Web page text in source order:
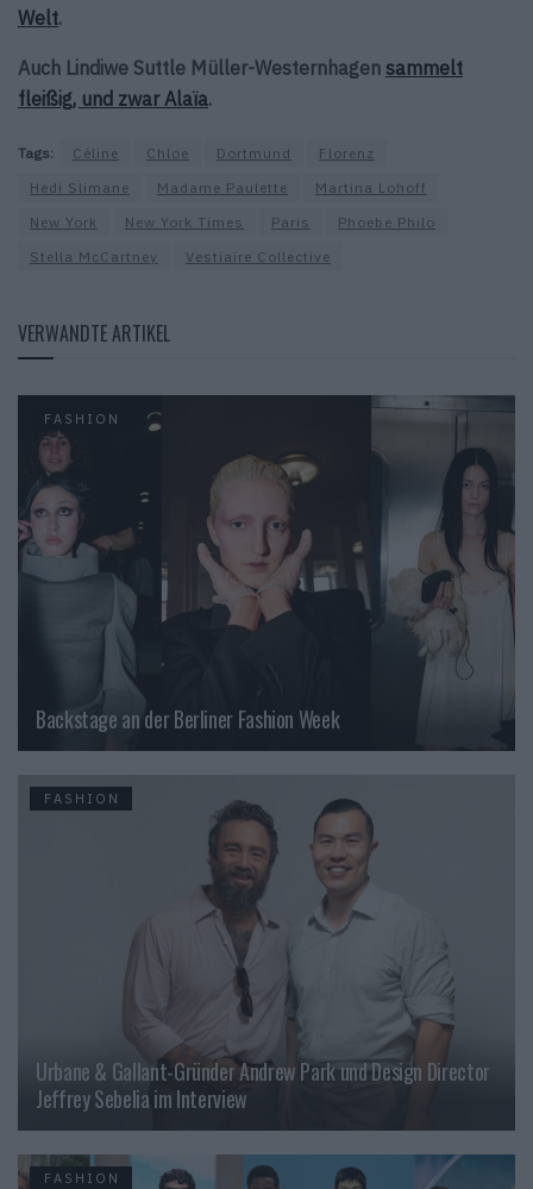
Welt.
Auch Lindiwe Suttle Müller-Westernhagen sammelt
fleißig, und zwar Alaïa.
Tags: Céline Chloe Dortmund
Florenz
Hedi Slimane
Madame Paulette
Martina Lohoff
New York
New York Times Paris
Phoebe Philo
Stella McCartney
Vestiaire Collective
VERWANDTE ARTIKEL
FASHION
Backstage an der Berliner Fashion Week
FASHION
Urbane & Gallant-Gründer Andrew Park und Design Director
Jeffrey Sebelia im Interview
FASHION